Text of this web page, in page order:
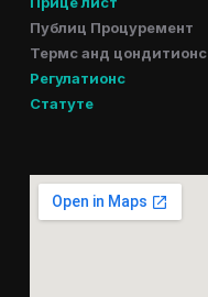
Публиц Процуремент
Термс анд цондитионс
Регулатионс
Статуте